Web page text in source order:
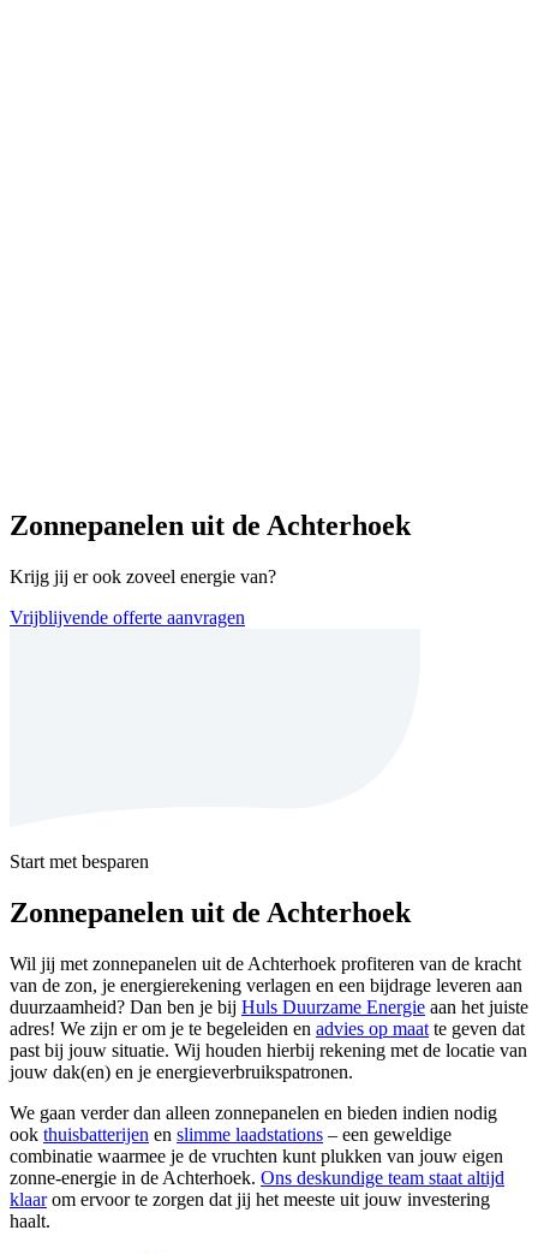
Zonnepanelen uit de Achterhoek
Krijg jij er ook zoveel energie van?
Vrijblijvende offerte aanvragen
Start met besparen
Zonnepanelen uit de Achterhoek
Wil jij met zonnepanelen uit de Achterhoek profiteren van de kracht
van de zon, je energierekening verlagen en een bijdrage leveren aan
duurzaamheid? Dan ben je bij Huls Duurzame Energie aan het juiste
adres! We zijn er om je te begeleiden en advies op maat te geven dat
past bij jouw situatie. Wij houden hierbij rekening met de locatie van
jouw dak(en) en je energieverbruikspatronen.
We gaan verder dan alleen zonnepanelen en bieden indien nodig
ook thuisbatterijen en slimme laadstations – een geweldige
combinatie waarmee je de vruchten kunt plukken van jouw eigen
zonne-energie in de Achterhoek. Ons deskundige team staat altijd
klaarom ervoor te zorgen dat jij het meeste uit jouw investering
haalt.